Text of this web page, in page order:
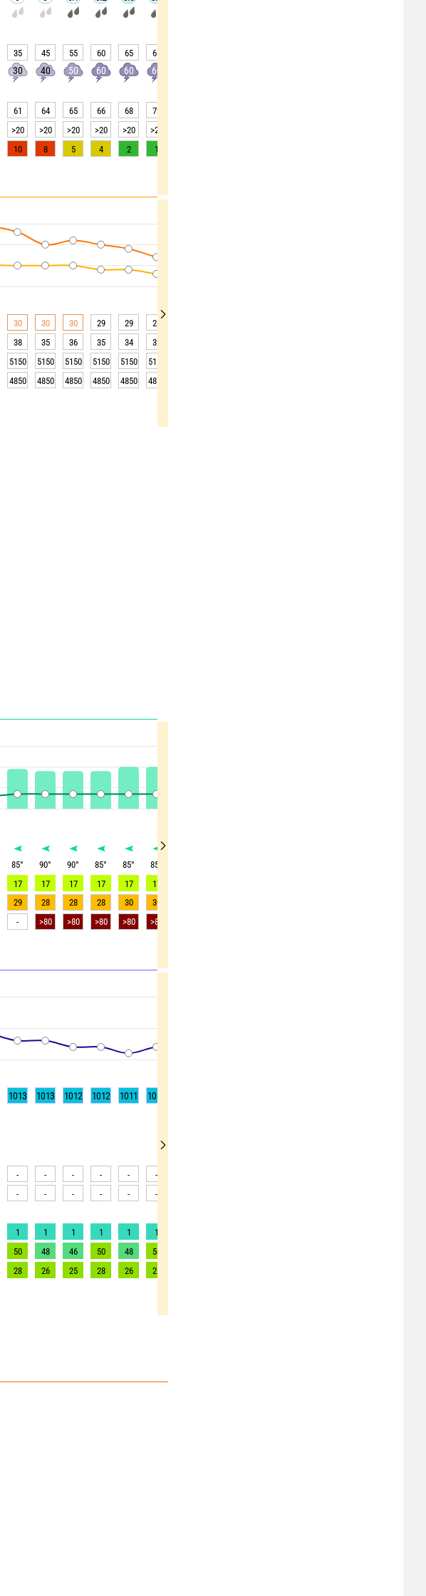
35 45 55 60 65 65
30 40 50 60 60 60
61 64 65 66 68 72
>20 >20 >20 >20 >20 >20
10 8 5 4 2 1
30 30 30 29 29 28
38 35 36 35 34 32
5150 5150 5150 5150 5150 5150
4850 4850 4850 4850 4850 4850
85° 90° 90° 85° 85° 85
17 17 17 17 17 17
29 28 28 28 30 30
- >80 >80 >80 >80 >80
1013 1013 1012 1012 1011 1012
- - - - - -
- - - - - -
1 1 1 1 1 1
50 48 46 50 48 50
28 26 25 28 26 28